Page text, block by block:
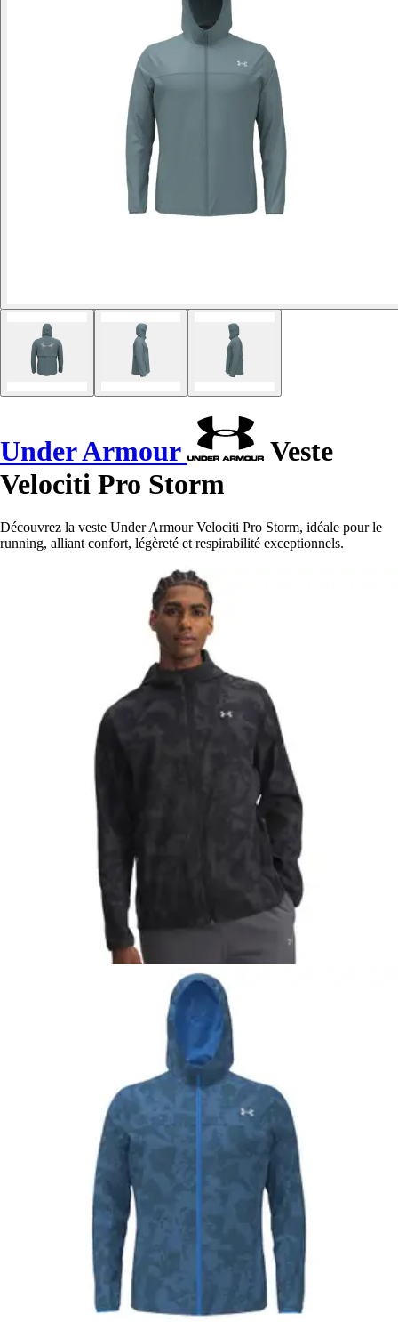
Under Armour
Veste
Velociti Pro Storm
Découvrez la veste Under Armour Velociti Pro Storm, idéale pour le
running, alliant confort, légèreté et respirabilité exceptionnels.